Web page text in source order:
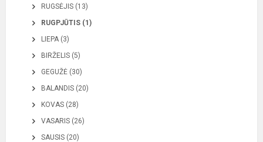
RUGSĖJIS (13)
RUGPJŪTIS (1)
LIEPA (3)
BIRŽELIS (5)
GEGUŽĖ (30)
BALANDIS (20)
KOVAS (28)
VASARIS (26)
SAUSIS (20)